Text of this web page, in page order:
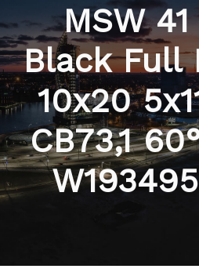
MSW
Black Full
10x20
CB73,1